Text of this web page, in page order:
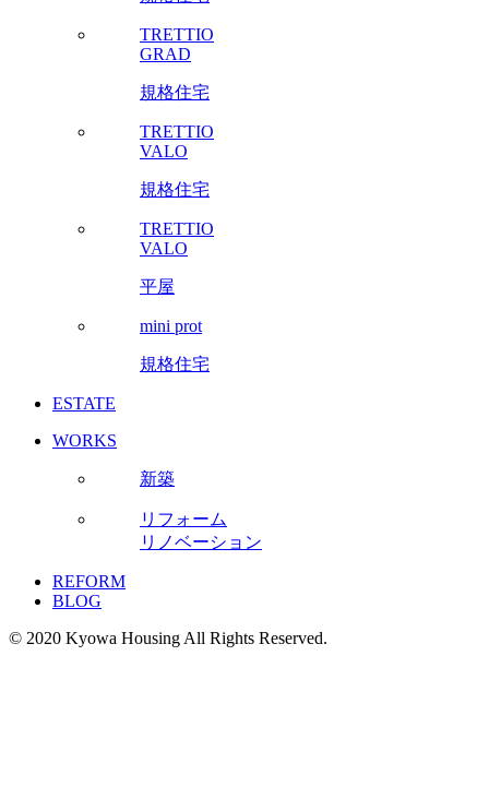
TRETTIO
GRAD
規格住宅
TRETTIO
VALO
規格住宅
TRETTIO
VALO
平屋
mini prot
規格住宅
ESTATE
WORKS
新築
リフォーム
リノベーション
REFORM
BLOG
© 2020 Kyowa Housing All Rights Reserved.